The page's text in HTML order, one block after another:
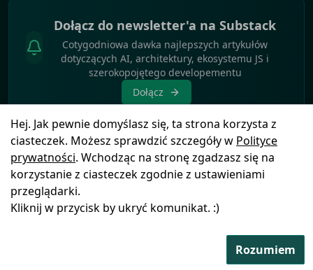
Dołącz do newsletter'a na Substack
Cotygodniowa dawka najlepszych artykułów
dotyczących AI, architektury, ekosystemu JS i
szerokopojętego developementu
Dołącz
Hej. Jak pewnie domyślasz się, ta strona korzysta z
ciasteczek. Możesz sprawdzić szczegóły w Polityce
prywatności. Wchodząc na stronę zgadzasz się na
korzystanie z ciasteczek zgodnie z ustawieniami
przeglądarki.
Kliknij w przycisk by ukryć komunikat. :)
Rozumiem
Polityka
prywatności
© Copyright2025byBlogIkony pochodzą z